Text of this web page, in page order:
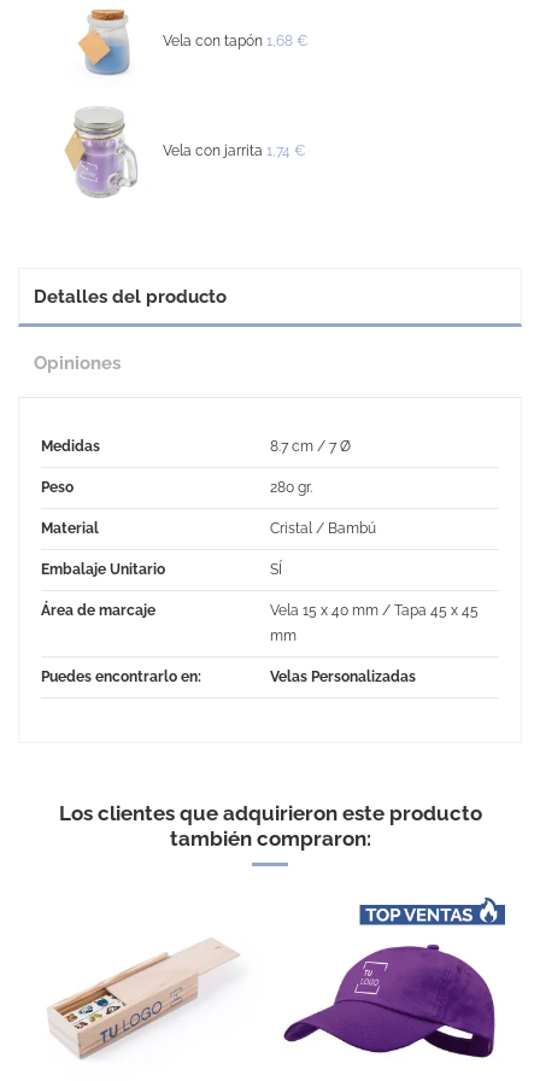
Vela con tapón 1,68 €
Vela con jarrita 1,74 €
Detalles del producto
Opiniones
Medidas 8.7 cm / 7 Ø
Peso 280 gr.
Material Cristal / Bambú
Embalaje Unitario SÍ
Área de marcaje
Vela 15 x 40 mm / Tapa 45 x 45
mm
Puedes encontrarlo en: Velas Personalizadas
Los clientes que adquirieron este producto
también compraron: